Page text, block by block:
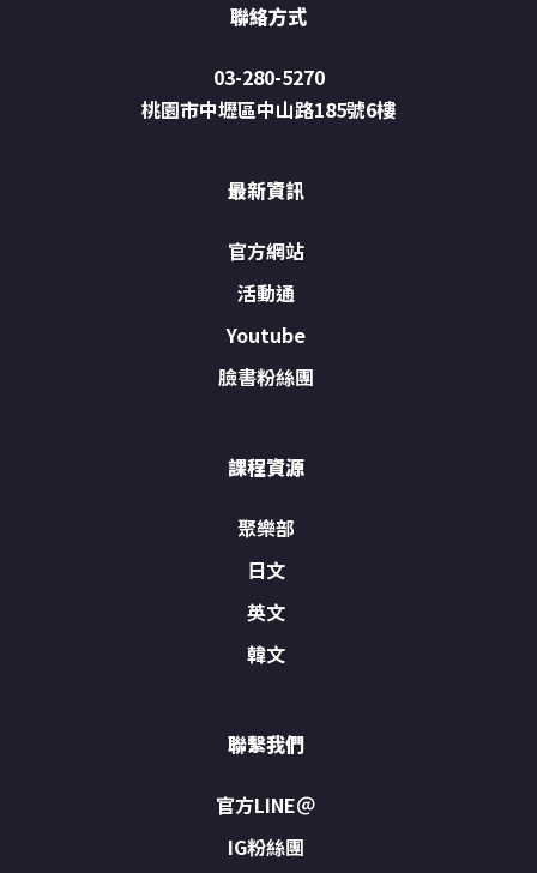
聯絡方式
03-280-5270
桃園市中壢區中山路185號6樓
最新資訊
官方網站
活動通
Youtube
臉書粉絲團
課程資源
聚樂部
日文
英文
韓文
聯繫我們
官方LINE＠
IG粉絲團